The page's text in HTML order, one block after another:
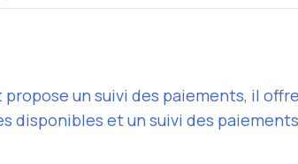
un suivi des paiements, il
disponibles et un suivi des